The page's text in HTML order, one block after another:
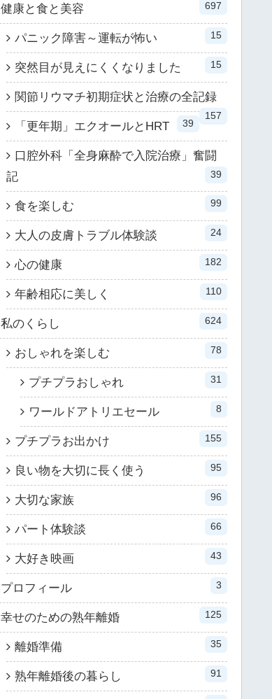
健康と食と美容 697
パニック障害～運転が怖い 15
突然目が見えにくくなりました 15
関節リウマチ初期症状と治療の全記録
157
「更年期」エクオールとHRT 39
口腔外科「全身麻酔で入院治療」奮闘
記
39
食を楽しむ 99
大人の皮膚トラブル体験談 24
心の健康 182
年齢相応に美しく 110
私のくらし 624
おしゃれを楽しむ 78
プチプラおしゃれ 31
ワールドアトリエセール 8
プチプラお出かけ 155
良い物を大切に長く使う 95
大切な家族 96
パート体験談 66
大好き映画 43
プロフィール 3
幸せのための熟年離婚 125
離婚準備 35
熟年離婚後の暮らし 91